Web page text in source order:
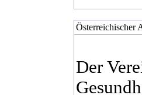
Österreichischer
Der